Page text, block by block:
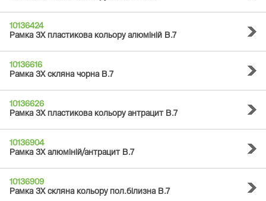
10136424
Рамка 3Х пластикова кольору алюміній B.7
10136616
Рамка 3Х скляна чорна B.7
10136626
Рамка 3Х пластикова кольору антрацит B.7
10136904
Рамка 3Х алюміній/антрацит B.7
10136909
Рамка 3Х скляна кольору пол.білизна B.7